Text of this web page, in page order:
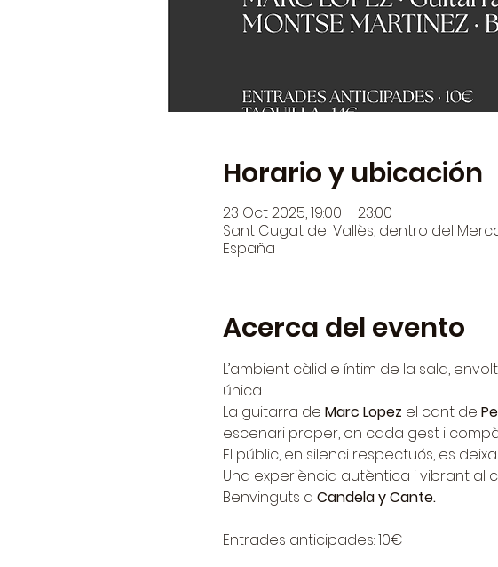
Horario y ubicación
23 Oct 2025, 19:00 – 23:00
Sant Cugat del Vallès, dentro del
España
Acerca del evento
L’ambient càlid e íntim de la sala,
única.
La guitarra de Marc Lopez el cant de
escenari proper, on cada gest i
El públic, en silenci respectuós, es
Una experiència autèntica i vibrant al
Benvinguts a Candela y Cante.
Entrades anticipades: 10€